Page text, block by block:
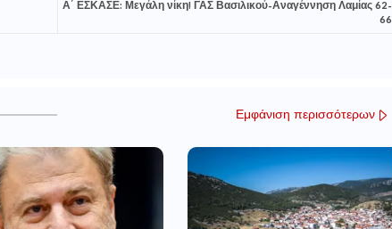
Α΄ ΕΣΚΑΣΕ: Μεγάλη νίκη! ΓΑΣ Βασιλικού-Αναγέννηση Λαμίας 62-
66
Εμφάνιση περισσότερων